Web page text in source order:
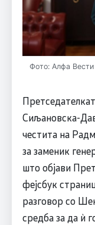
Фото: Алфа Вести
Сиљановска-
честита на
за заменик
што објави
фејсбук
разговор со
средба за да ѝ